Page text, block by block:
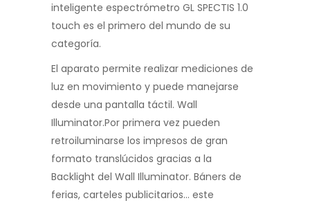
inteligente espectrómetro GL SPECTIS 1.0
touch es el primero del mundo de su
categoría.
El aparato permite realizar mediciones de
luz en movimiento y puede manejarse
desde una pantalla táctil. Wall
Illuminator.Por primera vez pueden
retroiluminarse los impresos de gran
formato translúcidos gracias a la
Backlight del Wall Illuminator. Báners de
ferias, carteles publicitarios… este